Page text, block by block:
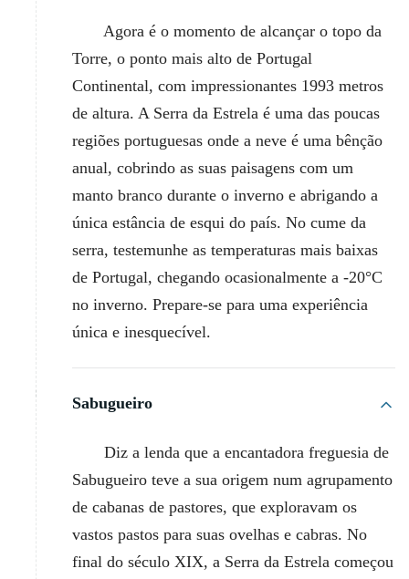
Agora é o momento de alcançar o topo da
Torre, o ponto mais alto de Portugal
Continental, com impressionantes 1993 metros
de altura. A Serra da Estrela é uma das poucas
regiões portuguesas onde a neve é uma bênção
anual, cobrindo as suas paisagens com um
manto branco durante o inverno e abrigando a
única estância de esqui do país. No cume da
serra, testemunhe as temperaturas mais baixas
de Portugal, chegando ocasionalmente a -20°C
no inverno. Prepare-se para uma experiência
única e inesquecível.
Sabugueiro
Diz a lenda que a encantadora freguesia de
Sabugueiro teve a sua origem num agrupamento
de cabanas de pastores, que exploravam os
vastos pastos para suas ovelhas e cabras. No
final do século XIX, a Serra da Estrela começou